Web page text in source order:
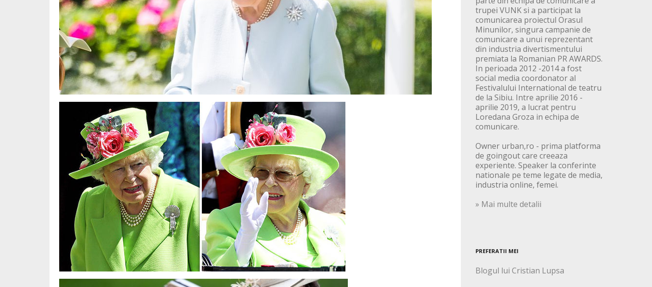
trupei VUNK si a participat la
comunicarea proiectul Orasul
Minunilor, singura campanie de
comunicare a unui reprezentant
din industria divertismentului
premiata la Romanian PR AWARDS.
In perioada 2012 -2014 a fost
social media coordonator al
Festivalului International de teatru
de la Sibiu. Intre aprilie 2016 -
aprilie 2019, a lucrat pentru
Loredana Groza in echipa de
comunicare.
Owner urban,ro - prima platforma
de goingout care creeaza
experiente. Speaker la conferinte
nationale pe teme legate de media,
industria online, femei.
» Mai multe detalii
PREFERATII MEI
Blogul lui Cristian Lupsa